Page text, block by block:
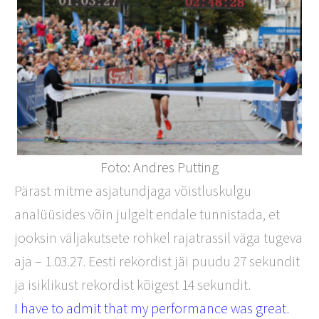
Foto: Andres Putting
Pärast mitme asjatundjaga võistluskulgu
analüüsides võin julgelt endale tunnistada, et
jooksin väljakutsete rohkel rajatrassil väga tugeva
aja – 1.03.27. Eesti rekordist jäi puudu 27 sekundit
ja isiklikust rekordist kõigest 14 sekundit.
I have to admit that my performance was great.